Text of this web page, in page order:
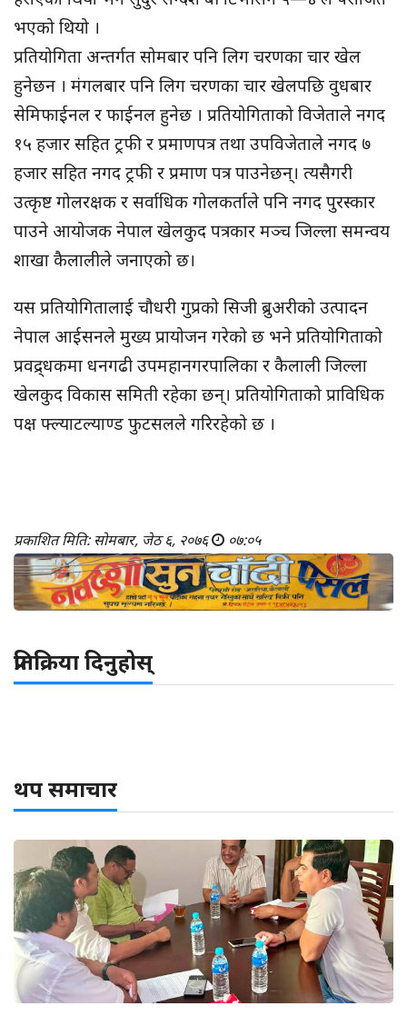
भएको थियो ।
प्रतियोगिता अन्तर्गत सोमबार पनि लिग चरणका चार खेल
हुनेछन । मंगलबार पनि लिग चरणका चार खेलपछि वुधबार
सेमिफाईनल र फाईनल हुनेछ । प्रतियोगिताको विजेताले नगद
१५ हजार सहित ट्रफी र प्रमाणपत्र तथा उपविजेताले नगद ७
हजार सहित नगद ट्रफी र प्रमाण पत्र पाउनेछन्। त्यसैगरी
उत्कृष्ट गोलरक्षक र सर्वाधिक गोलकर्ताले पनि नगद पुरस्कार
पाउने आयोजक नेपाल खेलकुद पत्रकार मञ्च जिल्ला समन्वय
शाखा कैलालीले जनाएको छ।
यस प्रतियोगितालाई चौधरी गुप्रको सिजी ब्रुअरीको उत्पादन
नेपाल आईसनले मुख्य प्रायोजन गरेको छ भने प्रतियोगिताको
प्रवद्र्धकमा धनगढी उपमहानगरपालिका र कैलाली जिल्ला
खेलकुद विकास समिती रहेका छन्। प्रतियोगिताको प्राविधिक
पक्ष फ्ल्याटल्याण्ड फुटसलले गरिरहेको छ ।
प्रकाशित मिति: सोमबार, जेठ ६, २०७६ ०७:०५
प्रतिक्रिया दिनुहोस्
थप समाचार